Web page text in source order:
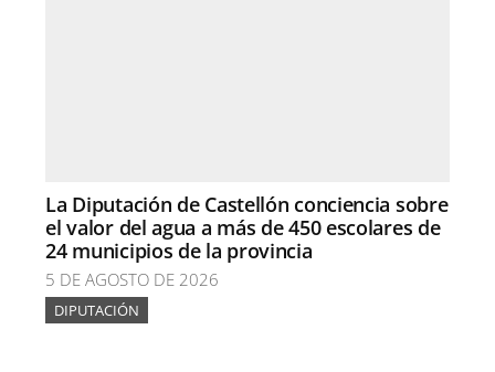
La Diputación de Castellón conciencia sobre
el valor del agua a más de 450 escolares de
24 municipios de la provincia
5 DE AGOSTO DE 2026
DIPUTACIÓN